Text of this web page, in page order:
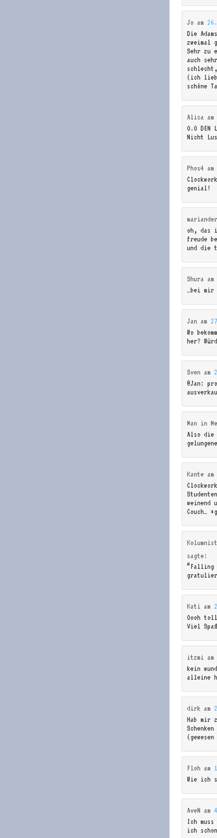
Jo am
Die
zweimal
Sehr zu
auch
(ich
schöne
Alica am
O.O DEN
Nicht
Phos4 am
genial!
oh, das
freude
und die
Shura am
…bei mir
Jan am
Wo
her?
Sven am
@Jan:
Man in
Also die
Kante am
weinend
Couch…
sagte:
“Falling
Kati am
Oooh
Viel
itzmi am
kein
alleine
dirk am
Hab mir
Floh am
Wie ich
AveN am
Ich
ich